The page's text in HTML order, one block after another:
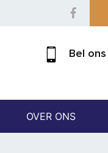
Bel ons
OVER ONS